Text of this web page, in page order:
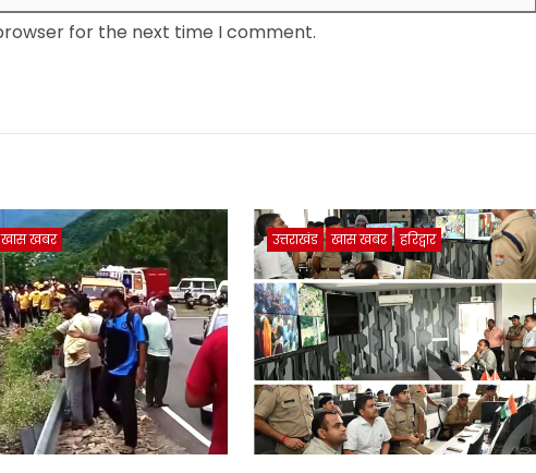
for the next time I comment.
खास खबर उत्तराखंड खास खबर हरिद्वार